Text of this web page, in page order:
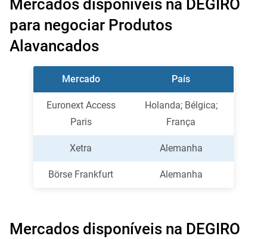
Mercados disponíveis na DEGIRO
para negociar Produtos
Alavancados
Mercado País
Euronext Access
Paris
Holanda; Bélgica;
França
Xetra Alemanha
Börse Frankfurt Alemanha
Mercados disponíveis na DEGIRO